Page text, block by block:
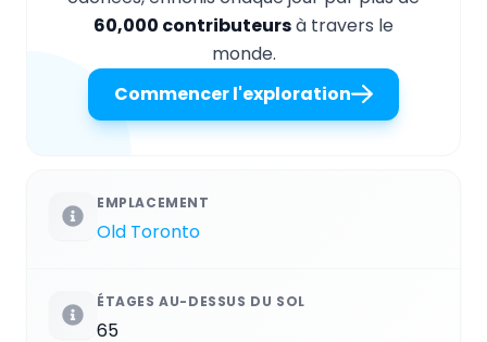
60,000 contributeursà travers le
monde.
Commencer l'exploration
EMPLACEMENT
Old Toronto
ÉTAGES AU-DESSUS DU SOL
65